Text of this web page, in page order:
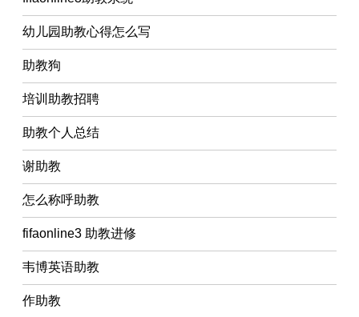
幼儿园助教心得怎么写
助教狗
培训助教招聘
助教个人总结
谢助教
怎么称呼助教
fifaonline3 助教进修
韦博英语助教
作助教